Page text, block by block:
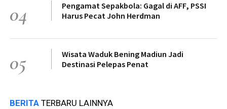
04
Pengamat Sepakbola: Gagal di AFF, PSSI
Harus Pecat John Herdman
05
Wisata Waduk Bening Madiun Jadi
Destinasi Pelepas Penat
BERITA TERBARU LAINNYA